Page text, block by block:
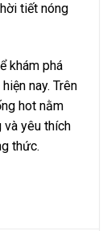
tiết nóng
khám phá
nay. Trên
hot nằm
yêu thích
thức.